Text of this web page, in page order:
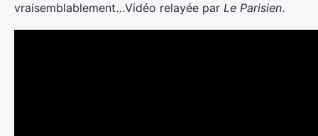
vraisemblablement…Vidéo relayée par Le Parisien.